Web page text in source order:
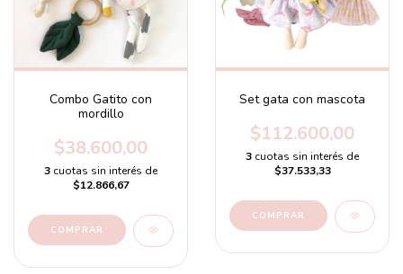
Combo Gatito con
mordillo
$38.600,00
3 cuotas sin interés de
$12.866,67
COMPRAR
Set gata con mascota
$112.600,00
3 cuotas sin interés de
$37.533,33